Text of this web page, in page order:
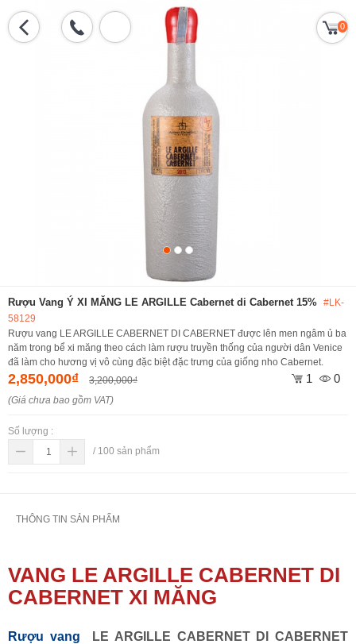
0
Rượu Vang Ý XI MĂNG LE ARGILLE Cabernet di Cabernet 15% #LK-
58129
Rượu vang LE ARGILLE CABERNET DI CABERNET được lên men ngâm ủ ba
năm trong bể xi măng theo cách làm rượu truyền thống của người dân Venice
đã làm cho hương vị vô cùng đặc biệt đặc trưng của giống nho Cabernet.
2,850,000₫ 3,200,000₫ 1 0
(Giá chưa bao gồm VAT)
Số lượng :
/ 100 sản phẩm
THÔNG TIN SẢN PHẨM
VANG LE ARGILLE CABERNET DI
CABERNET XI MĂNG
Rượu vang
LE ARGILLE CABERNET DI CABERNET